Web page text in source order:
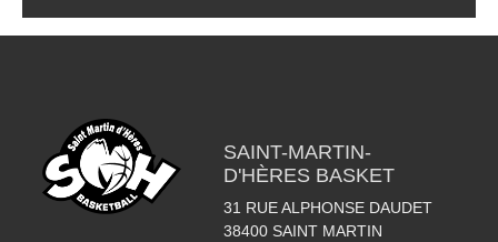
SAINT-MARTIN-
D'HÈRES BASKET
31 RUE ALPHONSE DAUDET
38400 SAINT MARTIN